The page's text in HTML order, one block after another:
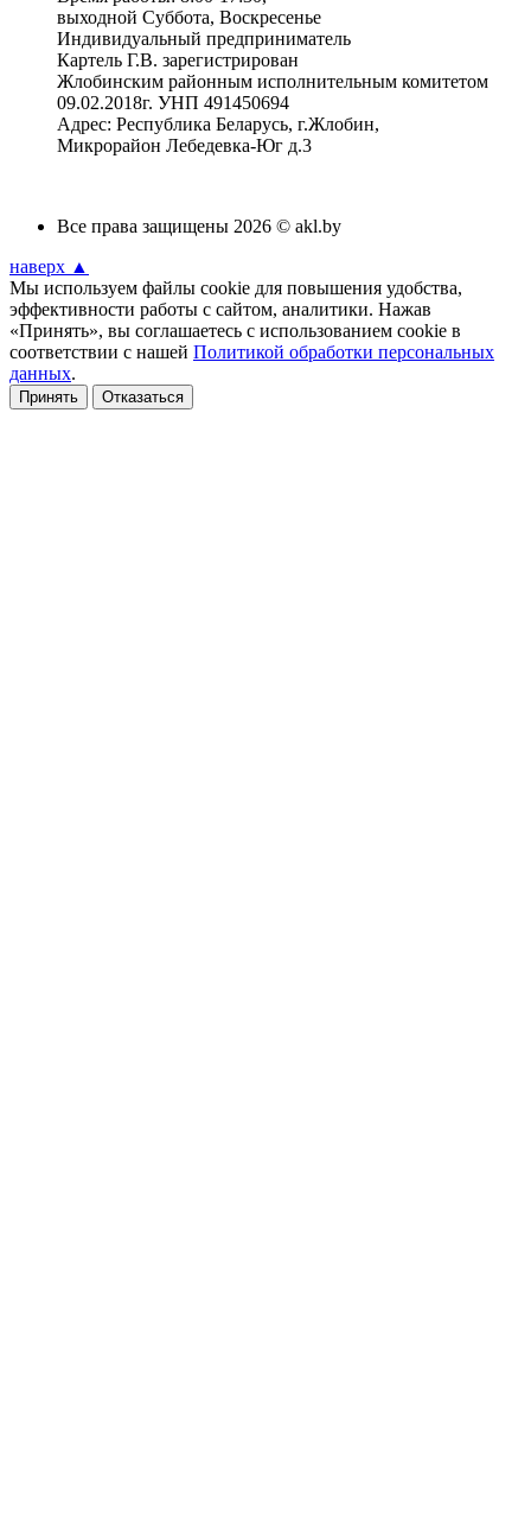
выходной Суббота, Воскресенье
Индивидуальный предприниматель
Картель Г.В. зарегистрирован
Жлобинским районным исполнительным комитетом
09.02.2018г. УНП 491450694
Адрес: Республика Беларусь, г.Жлобин,
Микрорайон Лебедевка-Юг д.3
Все права защищены 2026 © akl.by
наверх ▲
Мы используем файлы cookie для повышения удобства,
эффективности работы с сайтом, аналитики. Нажав
«Принять», вы соглашаетесь с использованием cookie в
соответствии с нашей Политикой обработки персональных
данных.
Принять Отказаться